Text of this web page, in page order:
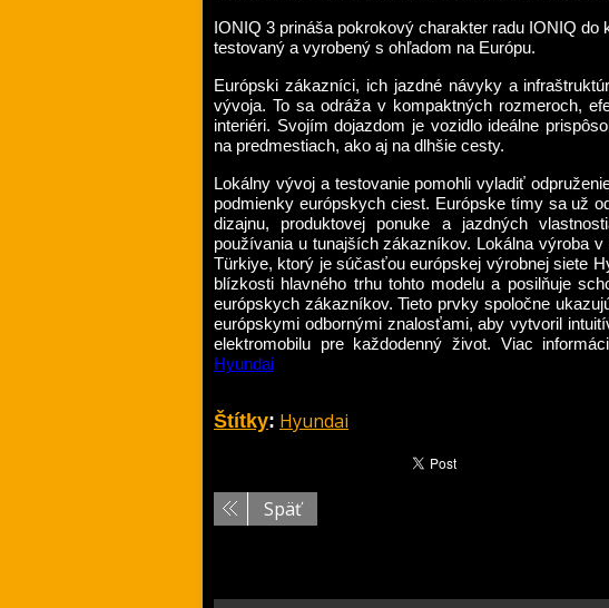
IONIQ 3 prináša pokrokový charakter radu IONIQ do
testovaný a vyrobený s ohľadom na Európu.
Európski zákazníci, ich jazdné návyky a
vývoja. To sa odráža v kompaktných rozmeroch,
interiéri. Svojím dojazdom je vozidlo ideálne
na predmestiach, ako aj na dlhšie cesty.
Lokálny vývoj a testovanie pomohli vyladiť
podmienky európskych ciest. Európske tímy sa už
dizajnu, produktovej ponuke a jazdných
používania u tunajších zákazníkov. Lokálna výroba
Türkiye, ktorý je súčasťou európskej výrobnej siete
blízkosti hlavného trhu tohto modelu a posilňuje
európskych zákazníkov. Tieto prvky spoločne
európskymi odbornými znalosťami, aby vytvoril
elektromobilu pre každodenný život. Viac
Hyundai
Štítky: Hyundai
Späť